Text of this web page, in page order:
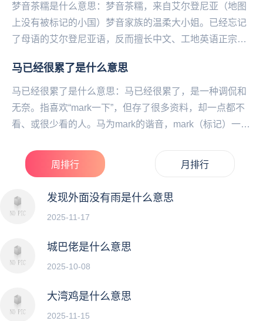
梦音茶糯是什么意思：梦音茶糯，来自艾尔登尼亚（地图
上没有被标记的小国）梦音家族的温柔大小姐。已经忘记
了母语的艾尔登尼亚语，反而擅长中文、工地英语正宗伦
仿...
马已经很累了是什么意思
马已经很累了是什么意思：马已经很累了，是一种调侃和
无奈。指喜欢“mark一下”，但存了很多资料，却一点都不
看、或很少看的人。马为mark的谐音，mark（标记）一下
周排行 月排行
发现外面没有雨是什么意思
2025-11-17
城巴佬是什么意思
2025-10-08
大湾鸡是什么意思
2025-11-15